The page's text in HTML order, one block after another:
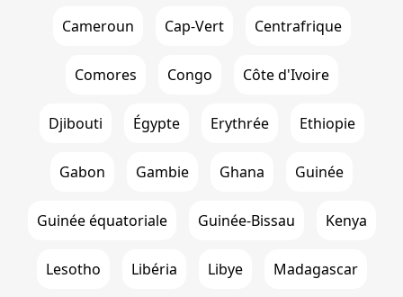
Cameroun Cap-Vert Centrafrique
Comores Congo Côte d'Ivoire
Djibouti Égypte Erythrée Ethiopie
Gabon Gambie Ghana Guinée
Guinée équatoriale Guinée-Bissau Kenya
Lesotho Libéria Libye Madagascar